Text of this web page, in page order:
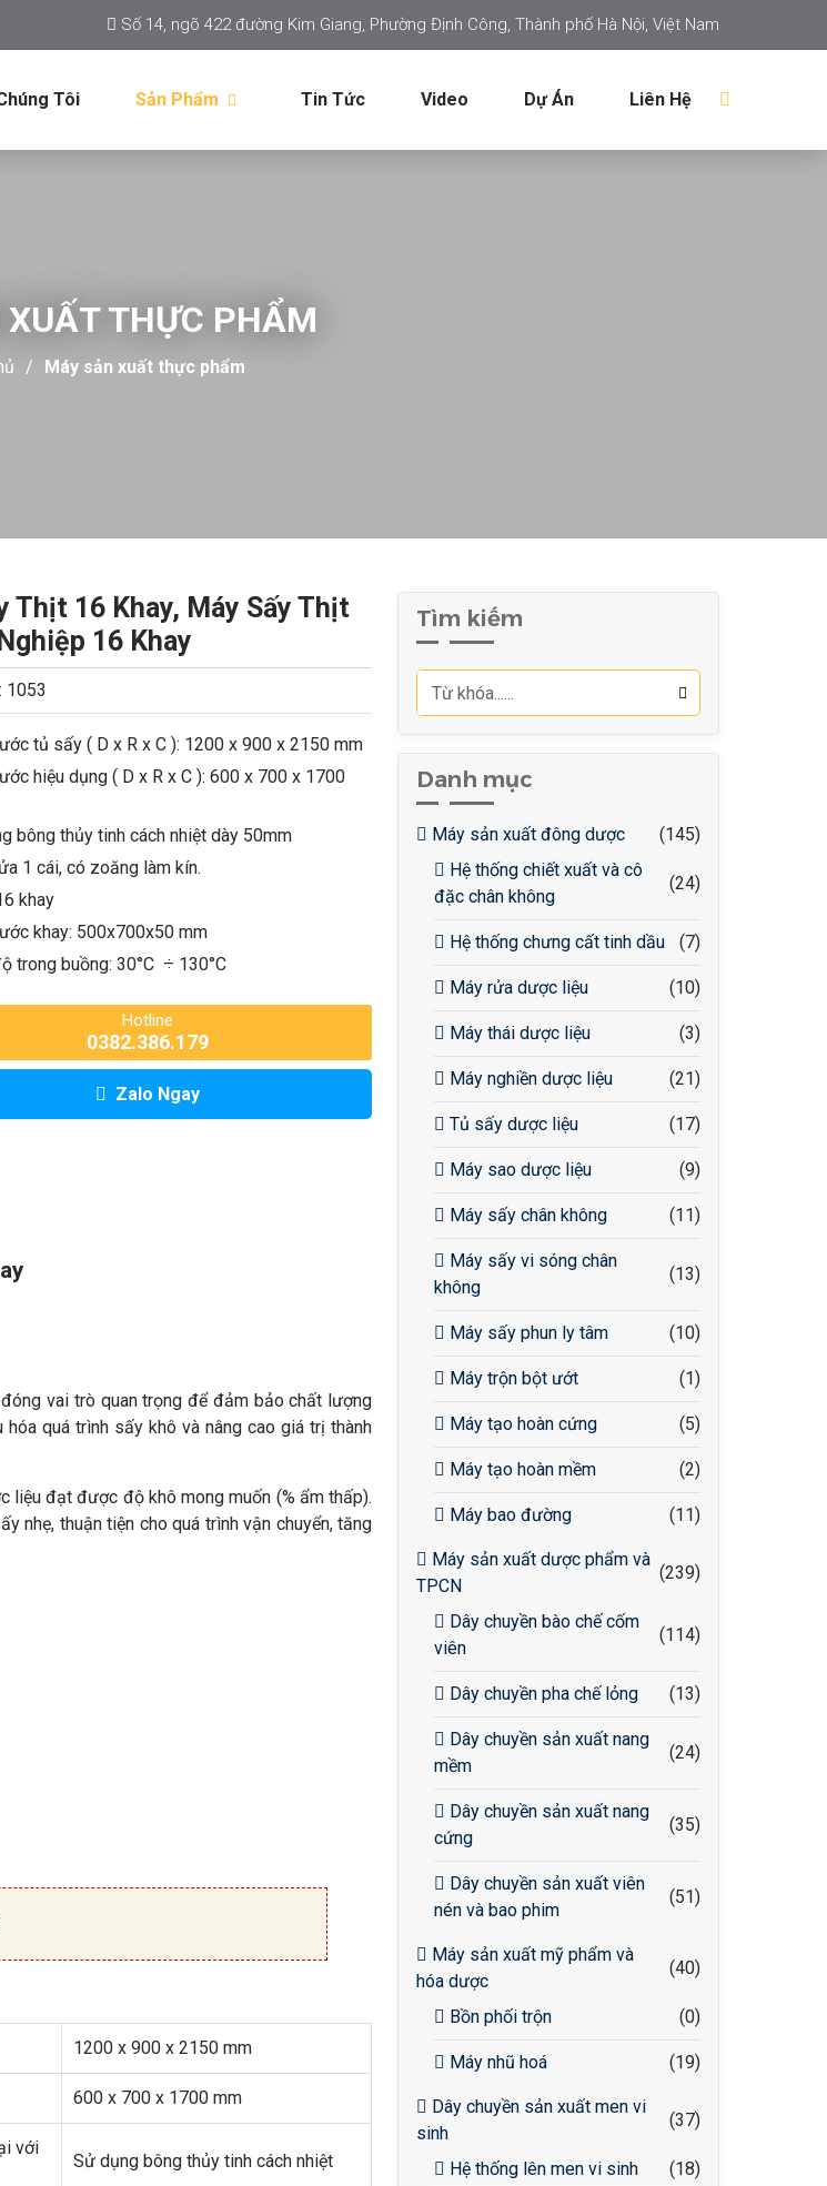
Số 14, ngõ 422 đường Kim Giang, Phường Định Công, Thành phố Hà Nội, Việt Nam
Tôi Sản Phẩm Tin Tức Video Dự Án Liên Hệ
THỰC PHẨM
Máy sản xuất thực phẩm
Thịt 16 Khay, Máy Sấy Thịt
16 Khay
1053
tủ sấy ( D x R x C ): 1200 x 900 x 2150 mm
hiệu dụng ( D x R x C ): 600 x 700 x 1700
bông thủy tinh cách nhiệt dày 50mm
1 cái, có zoăng làm kín.
khay
khay: 500x700x50 mm
trong buồng: 30°C ÷ 130°C
Hotline
0382.386.179
Zalo Ngay
vai trò quan trọng để đảm bảo chất lượng
quá trình sấy khô và nâng cao giá trị thành
liệu đạt được độ khô mong muốn (% ẩm thấp).
nhẹ, thuận tiện cho quá trình vận chuyển, tăng
1200 x 900 x 2150 mm
600 x 700 x 1700 mm
với
Sử dụng bông thủy tinh cách nhiệt
Tìm kiếm
Danh mục
Máy sản xuất đông dược
(145)
Hệ thống chiết xuất và cô
đặc chân không
(24)
Hệ thống chưng cất tinh dầu (7)
Máy rửa dược liệu (10)
Máy thái dược liệu (3)
Máy nghiền dược liệu (21)
Tủ sấy dược liệu (17)
Máy sao dược liệu (9)
Máy sấy chân không (11)
Máy sấy vi sóng chân
không
(13)
Máy sấy phun ly tâm (10)
Máy trộn bột ướt (1)
Máy tạo hoàn cứng (5)
Máy tạo hoàn mềm (2)
Máy bao đường (11)
Máy sản xuất dược phẩm và
TPCN
(239)
Dây chuyền bào chế cốm
viên
(114)
Dây chuyền pha chế lỏng (13)
Dây chuyền sản xuất nang
mềm
(24)
Dây chuyền sản xuất nang
cứng
(35)
Dây chuyền sản xuất viên
nén và bao phim
(51)
Máy sản xuất mỹ phẩm và
hóa dược
(40)
Bồn phối trộn (0)
Máy nhũ hoá (19)
Dây chuyền sản xuất men vi
sinh
(37)
Hệ thống lên men vi sinh (18)